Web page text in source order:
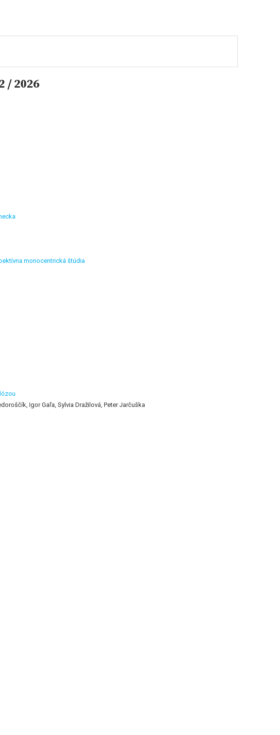
/ 2026
monocentrická štúdia
Igor Gaľa, Sylvia Dražilová, Peter Jarčuška